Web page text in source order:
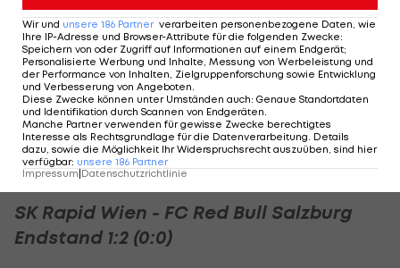
alleinigen Rapid-Rekordhalter werden können.
Altach
spielt im
Bundesliga
SK Rapid Wien - FC Red Bull Salzburg
Endstand 1:2 (0:0)
Wir und unsere 186 Partner verarbeiten personenbezogene Daten, wie
Ihre IP-Adresse und Browser-Attribute für die folgenden Zwecke:
Speichern von oder Zugriff auf Informationen auf einem Endgerät;
Personalisierte Werbung und Inhalte, Messung von Werbeleistung und
der Performance von Inhalten, Zielgruppenforschung sowie Entwicklung
und Verbesserung von Angeboten.
Diese Zwecke können unter Umständen auch: Genaue Standortdaten
und Identifikation durch Scannen von Endgeräten.
Manche Partner verwenden für gewisse Zwecke berechtigtes
Interesse als Rechtsgrundlage für die Datenverarbeitung. Details
dazu, sowie die Möglichkeit Ihr Widerspruchsrecht auszuüben, sind hier
verfügbar: unsere 186 Partner
Impressum Datenschutzrichtlinie